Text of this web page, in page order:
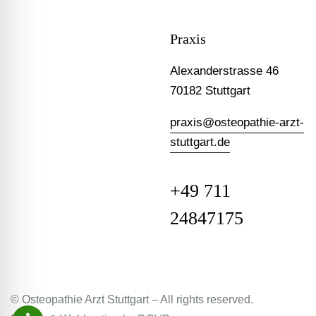
Praxis
Alexanderstrasse 46
70182 Stuttgart
praxis@osteopathie-arzt-
stuttgart.de
+49 711
24847175
© Osteopathie Arzt Stuttgart – All rights reserved.